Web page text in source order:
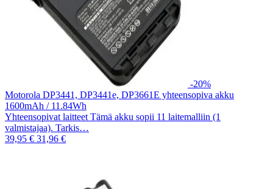
-20%
Motorola DP3441, DP3441e, DP3661E yhteensopiva akku
1600mAh / 11.84Wh
Yhteensopivat laitteet Tämä akku sopii 11 laitemalliin (1
valmistajaa). Tarkis…
39,95 € 31,96 €